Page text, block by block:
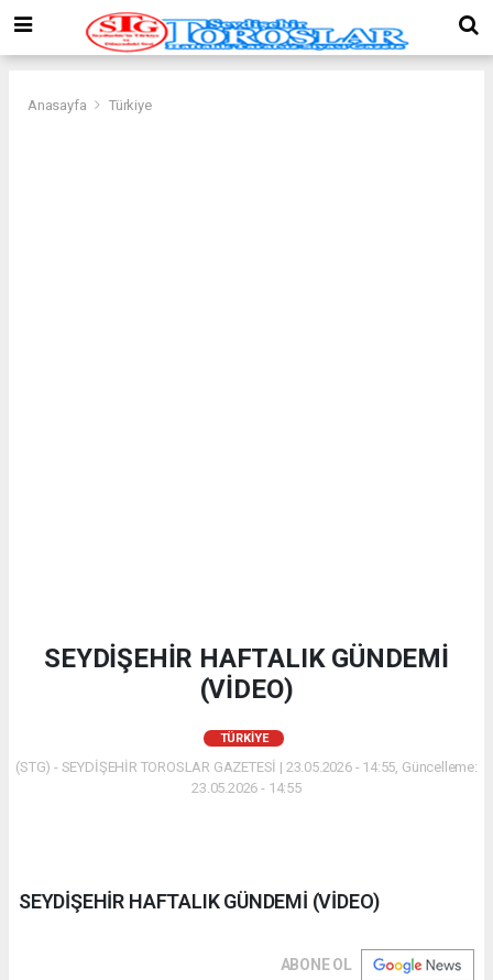
Anasayfa Türkiye
SEYDİŞEHİR HAFTALIK GÜNDEMİ
(VİDEO)
TÜRKIYE
(STG) - SEYDİŞEHİR TOROSLAR GAZETESİ | 23.05.2026 - 14:55, Güncelleme:
23.05.2026 - 14:55
SEYDİŞEHİR HAFTALIK GÜNDEMİ (VİDEO)
ABONE OL